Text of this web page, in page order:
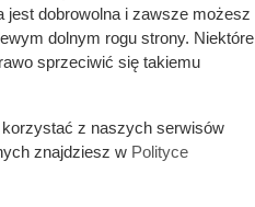
jest dobrowolna i zawsze możesz
dolnym rogu strony. Niektóre
sprzeciwić się takiemu
z naszych serwisów
znajdziesz w Polityce